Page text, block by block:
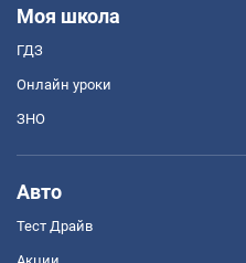
Моя школа
ГДЗ
Онлайн уроки
ЗНО
Авто
Тест Драйв